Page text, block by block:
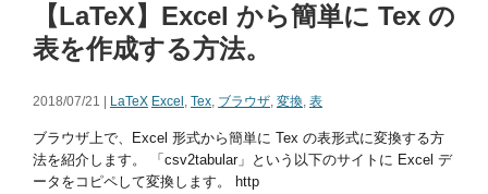
【LaTeX】Excel から簡単に Tex の
表を作成する方法。
2018/07/21 | LaTeX Excel , Tex, ブラウザ, 変換, 表
ブラウザ上で、Excel 形式から簡単に Tex の表形式に変換する方
法を紹介します。 「csv2tabular」という以下のサイトに Excel デ
ータをコピペして変換します。 http